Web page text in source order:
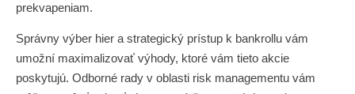
prekvapeniam.
Správny výber hier a strategický prístup k bankrollu vám
umožní maximalizovať výhody, ktoré vám tieto akcie
poskytujú. Odborné rady v oblasti risk managementu vám